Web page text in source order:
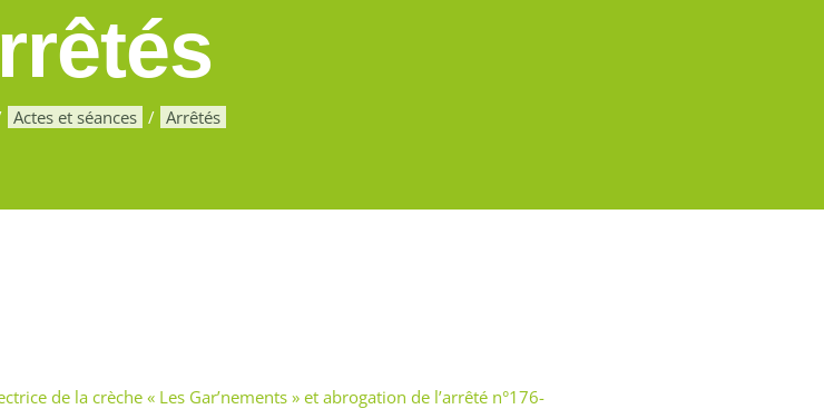
Actes et séances Arrêtés
de la crèche « Les Gar’nements » et abrogation de l’arrêté n°176-